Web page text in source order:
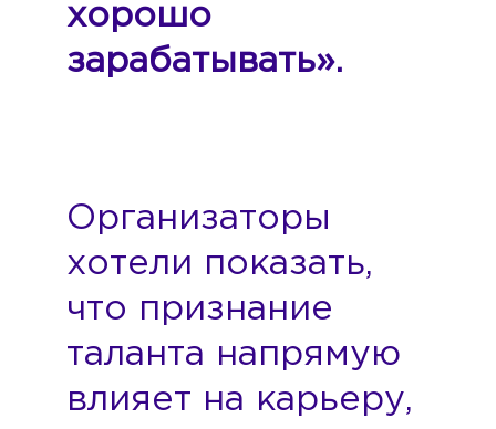
хорошо
зарабатывать».
Организаторы
хотели показать,
что признание
таланта напрямую
влияет на карьеру,